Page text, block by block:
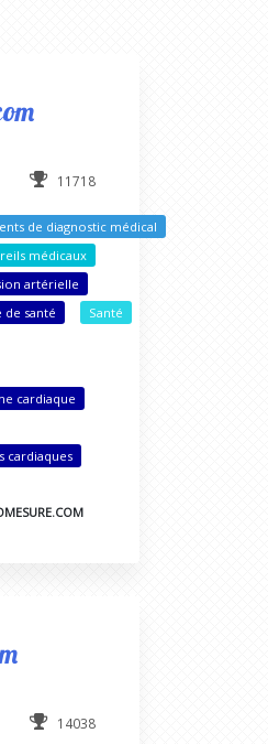
11718
de diagnostic médical
médicaux
artérielle
santé
Santé
cardiaque
cardiaques
14038